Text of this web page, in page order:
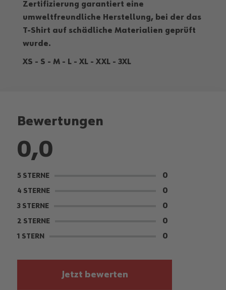
Zertifizierung garantiert eine
umweltfreundliche Herstellung, bei der das
T-Shirt auf schädliche Materialien geprüft
wurde.
XS - S - M - L - XL - XXL - 3XL
Bewertungen
0,0
5 STERNE 0
4 STERNE 0
3 STERNE 0
2 STERNE 0
1 STERN 0
Jetzt bewerten